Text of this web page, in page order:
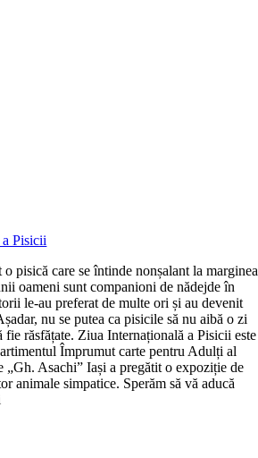
Pisicii
o pisică care se întinde nonșalant la marginea
oameni sunt companioni de nădejde în
le-au preferat de multe ori și au devenit
nu se putea ca pisicile să nu aibă o zi
fie răsfățate. Ziua Internațională a Pisicii este
Împrumut carte pentru Adulți al
„Gh. Asachi” Iași a pregătit o expoziție de
animale simpatice. Sperăm să vă aducă